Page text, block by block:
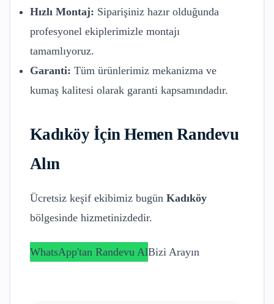
Hızlı Montaj: Siparişiniz hazır olduğunda
profesyonel ekiplerimizle montajı
tamamlıyoruz.
Garanti: Tüm ürünlerimiz mekanizma ve
kumaş kalitesi olarak garanti kapsamındadır.
Kadıköyİçin Hemen Randevu
Alın
Ücretsiz keşif ekibimiz bugün Kadıköy
bölgesinde hizmetinizdedir.
WhatsApp'tan Randevu AlBizi Arayın